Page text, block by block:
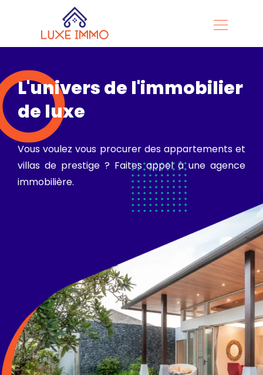
L'univers de l'immobilier
de luxe
Vous voulez vous procurer des appartements et
villas de prestige ? Faites appel à une agence
immobilière.